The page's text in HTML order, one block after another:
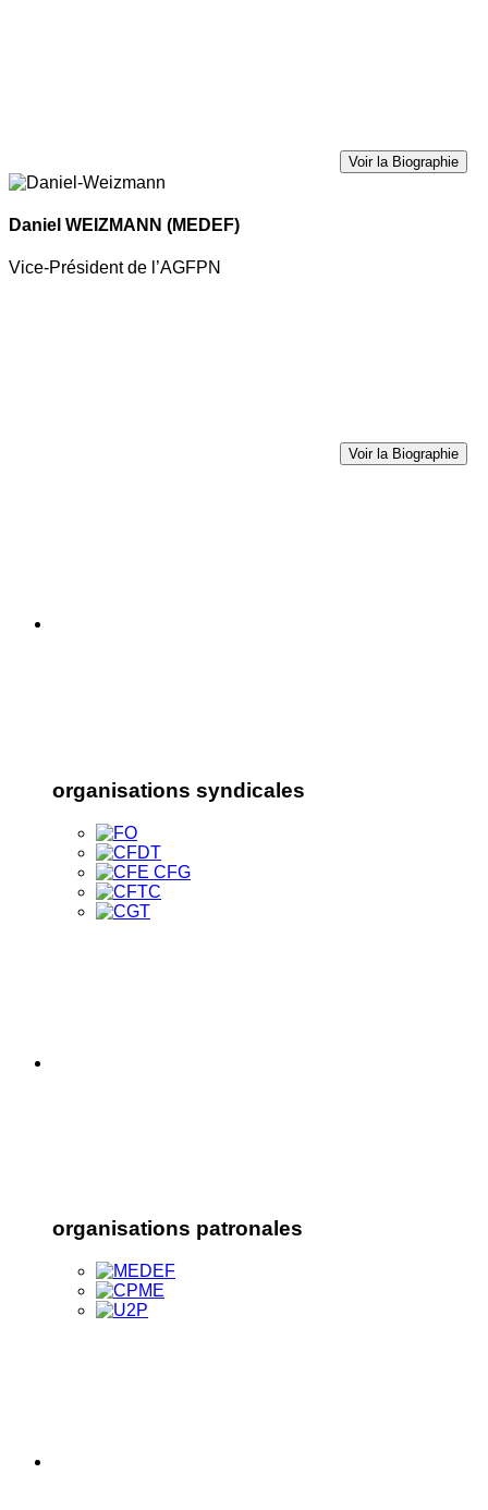
Voir la Biographie
Daniel WEIZMANN (MEDEF)
Vice-Président de l’AGFPN
Voir la Biographie
organisations syndicales
organisations patronales